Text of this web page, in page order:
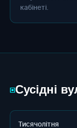
кабінеті.
▣Сусідні
Тисячолітня